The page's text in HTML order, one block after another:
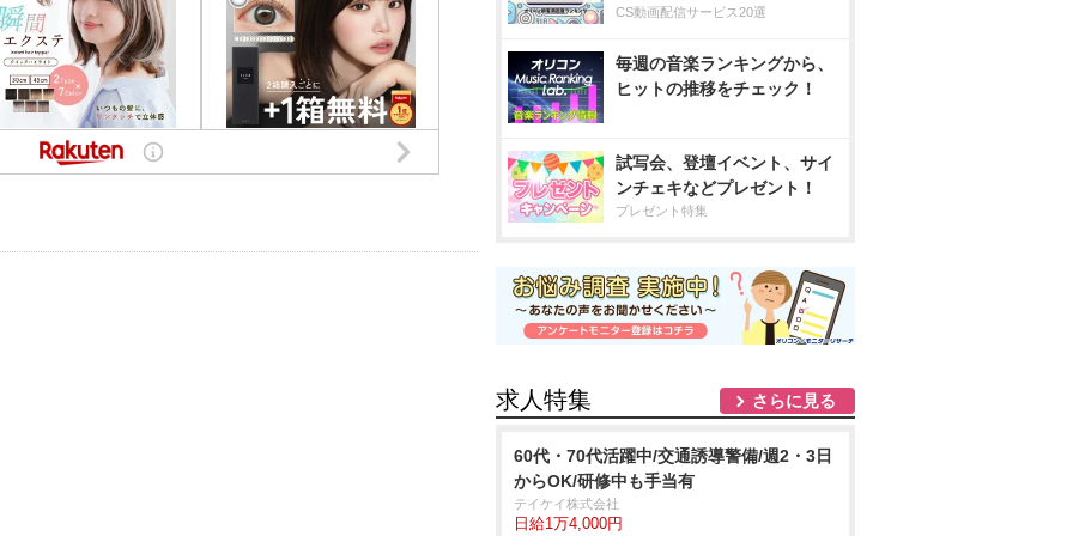
CS動画配信サービス20選
毎週の音楽ランキングから、
ヒットの推移をチェック！
試写会、登壇イベント、サイ
ンチェキなどプレゼント！
プレゼント特集
求人特集 さらに見る
60代・70代活躍中/交通誘導警備/週2・3日
からOK/研修中も手当有
テイケイ株式会社
日給1万4,000円